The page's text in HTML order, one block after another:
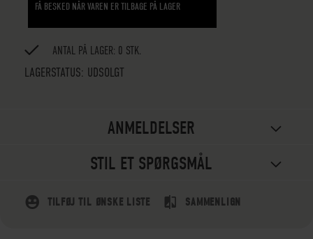
FÅ BESKED NÅR VAREN ER TILBAGE PÅ LAGER
LAGERSTATUS: UDSOLGT
ANTAL PÅ LAGER: 0 STK.
ANMELDELSER
STIL ET SPØRGSMÅL
TILFØJ TIL ØNSKE LISTE SAMMENLIGN